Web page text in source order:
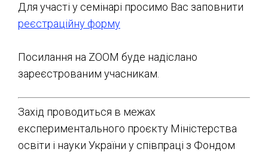
Для участі у семінарі просимо Вас заповнити
реєстраційну форму
Посилання на ZOOM буде надіслано
зареєстрованим учасникам.
Захід проводиться в межах
експериментального проєкту Міністерства
освіти і науки України у співпраці з Фондом